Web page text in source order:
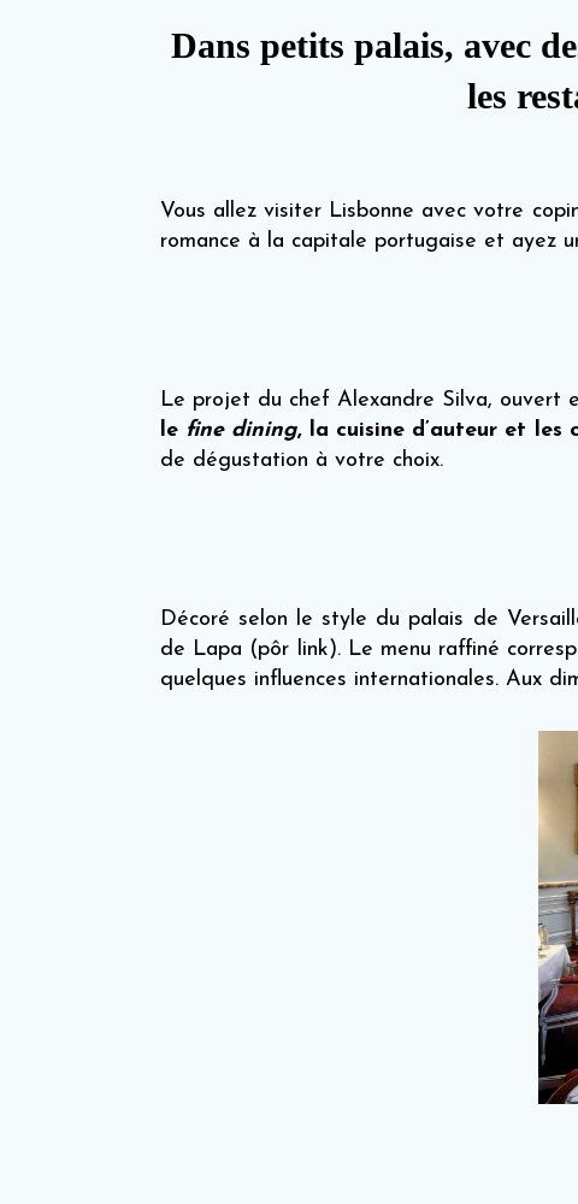
Dans petits palais, avec
les
Vous allez visiter Lisbonne avec votre
romance à la capitale portugaise et ayez
Le projet du chef Alexandre Silva, ouvert
le fine dining, la cuisine d’auteur et les
de dégustation à votre choix.
Décoré selon le style du palais de
de Lapa (pôr link). Le menu raffiné
quelques influences internationales. Aux